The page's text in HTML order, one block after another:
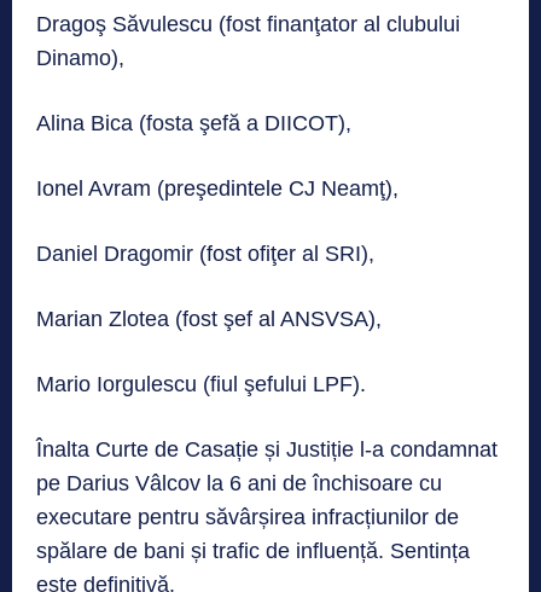
Dragoş Săvulescu (fost finanţator al clubului
Dinamo),
Alina Bica (fosta şefă a DIICOT),
Ionel Avram (preşedintele CJ Neamţ),
Daniel Dragomir (fost ofiţer al SRI),
Marian Zlotea (fost şef al ANSVSA),
Mario Iorgulescu (fiul şefului LPF).
Înalta Curte de Casație și Justiție l-a condamnat
pe Darius Vâlcov la 6 ani de închisoare cu
executare pentru săvârșirea infracțiunilor de
spălare de bani și trafic de influență. Sentința
este definitivă.